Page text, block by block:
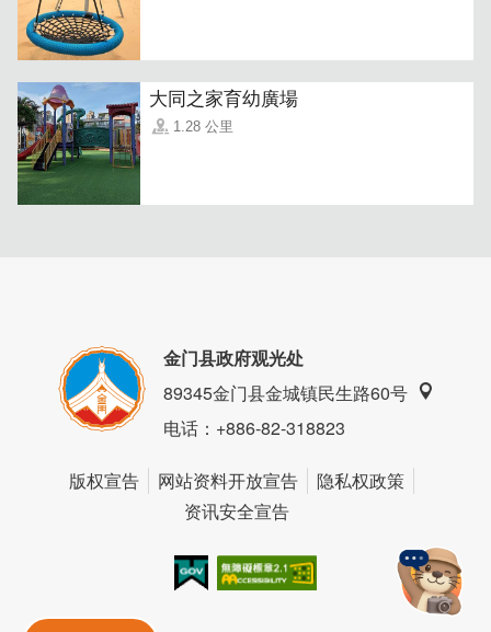
但细看每个配件都有颇有设计感，主理人花了不少心思，将
各种元素搭配得宜。晴天时阳光能从大片窗框照进来，非常
舒服~
干净舒爽的黑白配色，搭配窗外的树林实在好美！入住的你
别忘了转开百叶窗帘，让阳光照耀房间、欣赏一望无际的辽
阔风景。舒适床组与足够大的空间，一家人入住也能自在活
大同之家育幼廣場
1.28 公里
金门县政府观光处
89345金门县金城镇民生路60号
电话：+886-82-318823
版权宣告 网站资料开放宣告
隐私权政策
资讯安全宣告